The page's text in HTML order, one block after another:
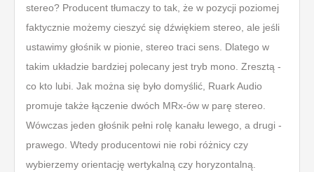
stereo? Producent tłumaczy to tak, że w pozycji poziomej
faktycznie możemy cieszyć się dźwiękiem stereo, ale jeśli
ustawimy głośnik w pionie, stereo traci sens. Dlatego w
takim układzie bardziej polecany jest tryb mono. Zresztą -
co kto lubi. Jak można się było domyślić, Ruark Audio
promuje także łączenie dwóch MRx-ów w parę stereo.
Wówczas jeden głośnik pełni rolę kanału lewego, a drugi -
prawego. Wtedy producentowi nie robi różnicy czy
wybierzemy orientację wertykalną czy horyzontalną.